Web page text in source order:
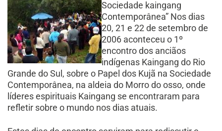
Sociedade kaingang
Contemporânea” Nos dias
20, 21 e 22 de setembro de
2006 aconteceu o 1º
encontro dos anciãos
indígenas Kaingang do Rio
Grande do Sul, sobre o Papel dos Kujã na Sociedade
Contemporânea, na aldeia do Morro do osso, onde
líderes espirituais Kaingang se encontraram para
refletir sobre o mundo nos dias atuais.